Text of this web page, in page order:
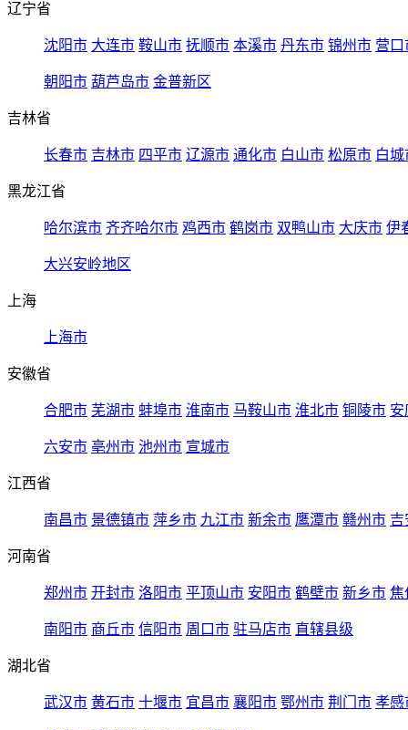
辽宁省
沈阳市 大连市 鞍山市 抚顺市 本溪市 丹东市 锦州市 营口
朝阳市 葫芦岛市 金普新区
吉林省
长春市 吉林市 四平市 辽源市 通化市 白山市 松原市 白城
黑龙江省
哈尔滨市 齐齐哈尔市 鸡西市 鹤岗市 双鸭山市 大庆市 伊
大兴安岭地区
上海
上海市
安徽省
合肥市 芜湖市 蚌埠市 淮南市 马鞍山市 淮北市 铜陵市 安
六安市 亳州市 池州市 宣城市
江西省
南昌市 景德镇市 萍乡市 九江市 新余市 鹰潭市 赣州市 吉
河南省
郑州市 开封市 洛阳市 平顶山市 安阳市 鹤壁市 新乡市 焦
南阳市 商丘市 信阳市 周口市 驻马店市 直辖县级
湖北省
武汉市 黄石市 十堰市 宜昌市 襄阳市 鄂州市 荆门市 孝感